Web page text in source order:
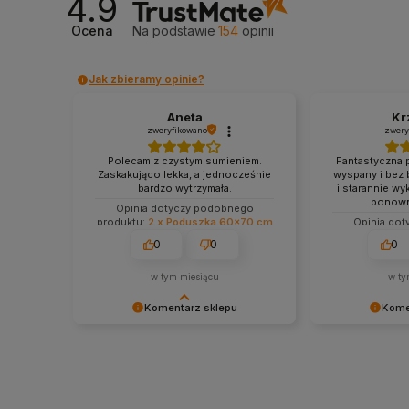
4.9
Ocena Na podstawie 154 opinii
Jak zbieramy opinie?
Komentarz sklepu
Aneta
zweryfikowano
Polecam z czystym sumieniem.
Zaskakująco lekka, a jednocześnie
bardzo wytrzymała.
Opinia dotyczy podobnego
produktu: 2 x Poduszka 60x70 cm
gruba z zamkiem
0 0
w tym miesiącu
Fantastyczna
wyspany i bez
i starannie
Opinia
szara,
0
w